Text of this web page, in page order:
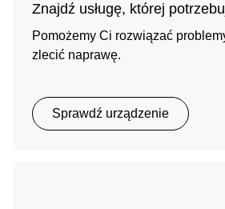
Znajdź usługę, której
Pomożemy Ci rozwiązać
zlecić naprawę.
Sprawdź urządzenie